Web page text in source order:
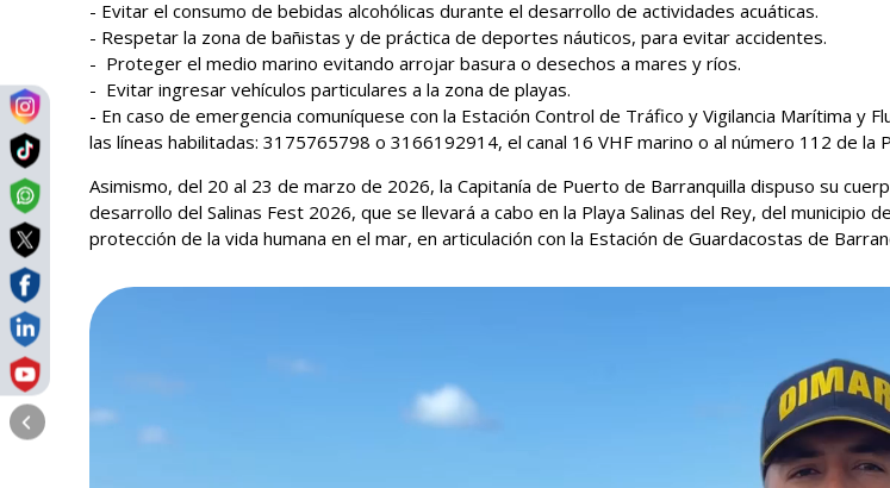
- Evitar el consumo de bebidas alcohólicas durante el desarrollo de actividades acuáticas.
- Respetar la zona de bañistas y de práctica de deportes náuticos, para evitar accidentes.
- Proteger el medio marino evitando arrojar basura o desechos a mares y ríos.
- Evitar ingresar vehículos particulares a la zona de playas.
- En caso de emergencia comuníquese con la Estación Control de Tráfico y Vigilancia Marítima y
las líneas habilitadas: 3175765798 o 3166192914, el canal 16 VHF marino o al número 112 de la
Asimismo, del 20 al 23 de marzo de 2026, la Capitanía de Puerto de Barranquilla dispuso su
desarrollo del Salinas Fest 2026, que se llevará a cabo en la Playa Salinas del Rey, del municipio
protección de la vida humana en el mar, en articulación con la Estación de Guardacostas de